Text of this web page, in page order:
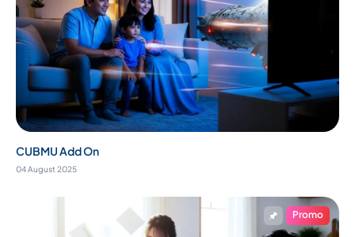
CUBMU Add On
04 August 2025
Promo